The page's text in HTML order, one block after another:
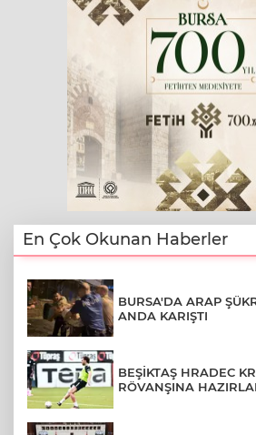
En Çok Okunan Haberler
BURSA'DA ARAP
ANDA KARIŞTI
BEŞİKTAŞ HRADEC
RÖVANŞINA